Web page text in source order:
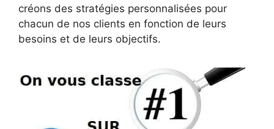
créons des stratégies personnalisées pour
chacun de nos clients en fonction de leurs
besoins et de leurs objectifs.